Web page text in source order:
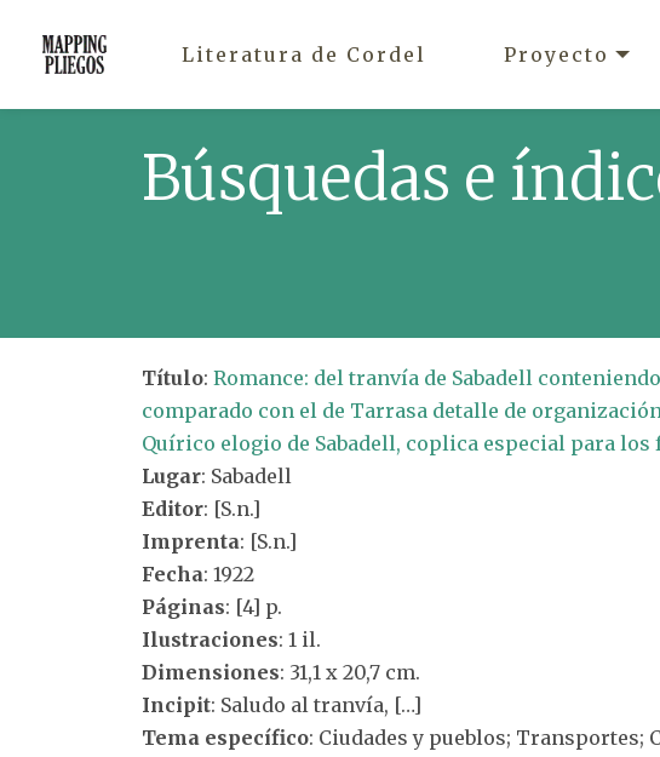
Literatura de Cordel Proyecto
Búsquedas e
Título: Romance: del tranvía de Sabadell
comparado con el de Tarrasa detalle de
Quírico elogio de Sabadell, coplica especial para
Lugar: Sabadell
Editor: [S.n.]
Imprenta: [S.n.]
Fecha: 1922
Páginas: [4] p.
Ilustraciones: 1 il.
Dimensiones: 31,1 x 20,7 cm.
Incipit: Saludo al tranvía, […]
Tema específico: Ciudades y pueblos; Transportes;